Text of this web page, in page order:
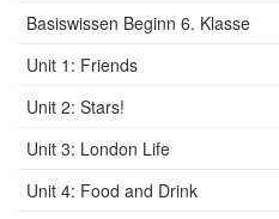
Basiswissen Beginn 6. Klasse
Unit 1: Friends
Unit 2: Stars!
Unit 3: London Life
Unit 4: Food and Drink